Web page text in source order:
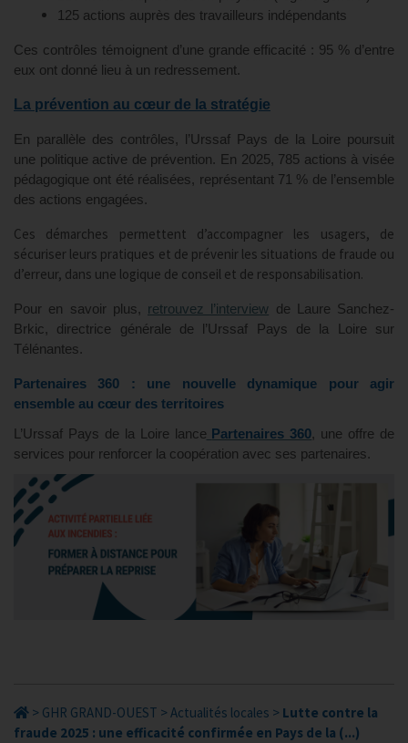
125 actions auprès des travailleurs indépendants
Ces contrôles témoignent d’une grande efficacité : 95 % d’entre
eux ont donné lieu à un redressement.
La prévention au cœur de la stratégie
En parallèle des contrôles, l’Urssaf Pays de la Loire poursuit
une politique active de prévention. En 2025, 785 actions à visée
pédagogique ont été réalisées, représentant 71 % de l’ensemble
des actions engagées.
Ces démarches permettent d’accompagner les usagers, de
sécuriser leurs pratiques et de prévenir les situations de fraude ou
d’erreur, dans une logique de conseil et de responsabilisation.
Pour en savoir plus, retrouvez l’interview de Laure Sanchez-
Brkic, directrice générale de l’Urssaf Pays de la Loire sur
Télénantes.
Partenaires 360 : une nouvelle dynamique pour agir
ensemble au cœur des territoires
L’Urssaf Pays de la Loire lance Partenaires 360, une offre de
services pour renforcer la coopération avec ses partenaires.
> GHR GRAND-OUEST > Actualités locales > Lutte contre la
fraude 2025 : une efficacité confirmée en Pays de la (...)